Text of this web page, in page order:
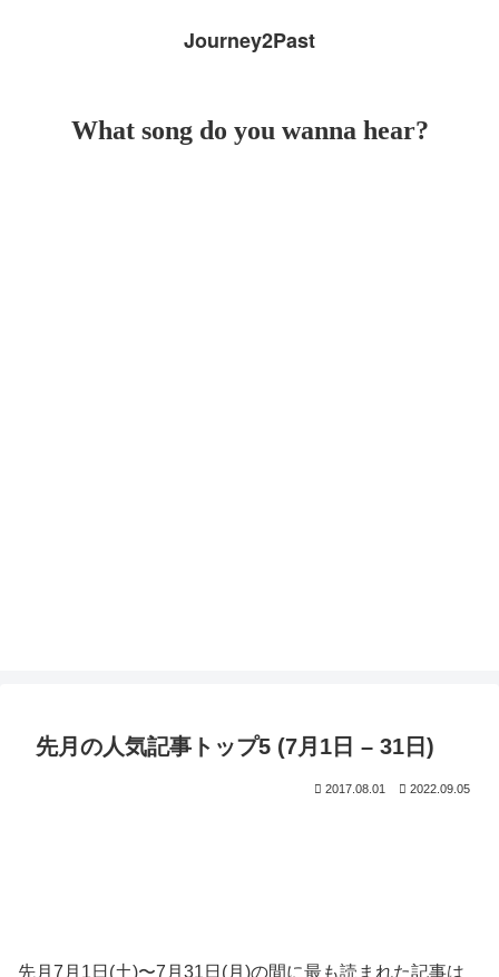
Journey2Past
What song do you wanna hear?
先月の人気記事トップ5 (7月1日 – 31日)
2017.08.01 2022.09.05
先月7月1日(土)〜7月31日(月)の間に最も読まれた記事は